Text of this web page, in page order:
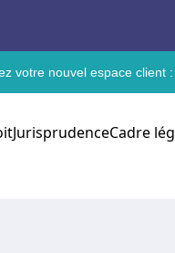
votre nouvel espace client :
JurisprudenceCadre